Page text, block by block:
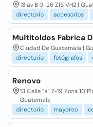
18 av B 0-26 Z15 VH2 |
directorio
accesorios
Multitoldos Fabrica
Ciudad De Guatemala |
directorio
fotógrafos
Renovo
13 Calle "a" 7-19 Zona 10
Guatemala
directorio
mayoreo